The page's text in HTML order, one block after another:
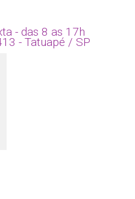
- das 8 as 17h
- Tatuapé / SP